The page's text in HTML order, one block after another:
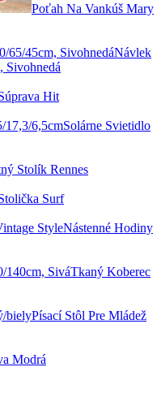
Poťah Na Vankúš Mary
Návlek
Sivohnedá
Hit
Solárne Svietidlo
Stolík Rennes
Surf
Nástenné Hodiny
Tkaný Koberec
Písací Stôl Pre Mládež
Modrá